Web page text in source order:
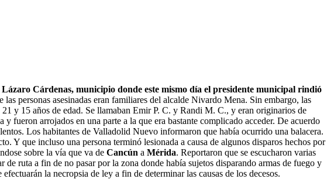
Cárdenas, municipio donde este mismo día el presidente municipal rindió
personas asesinadas eran familiares del alcalde Nivardo Mena. Sin embargo, las
21 y 15 años de edad. Se llamaban Emir P. C. y Randi M. C., y eran originarios de
fueron arrojados en una parte a la que era bastante complicado acceder. De acuerdo
Los habitantes de Valladolid Nuevo informaron que había ocurrido una balacera.
Y que incluso una persona terminó lesionada a causa de algunos disparos hechos por
sobre la vía que va de Cancún a Mérida. Reportaron que se escucharon varias
ruta a fin de no pasar por la zona donde había sujetos disparando armas de fuego y
la necropsia de ley a fin de determinar las causas de los decesos.